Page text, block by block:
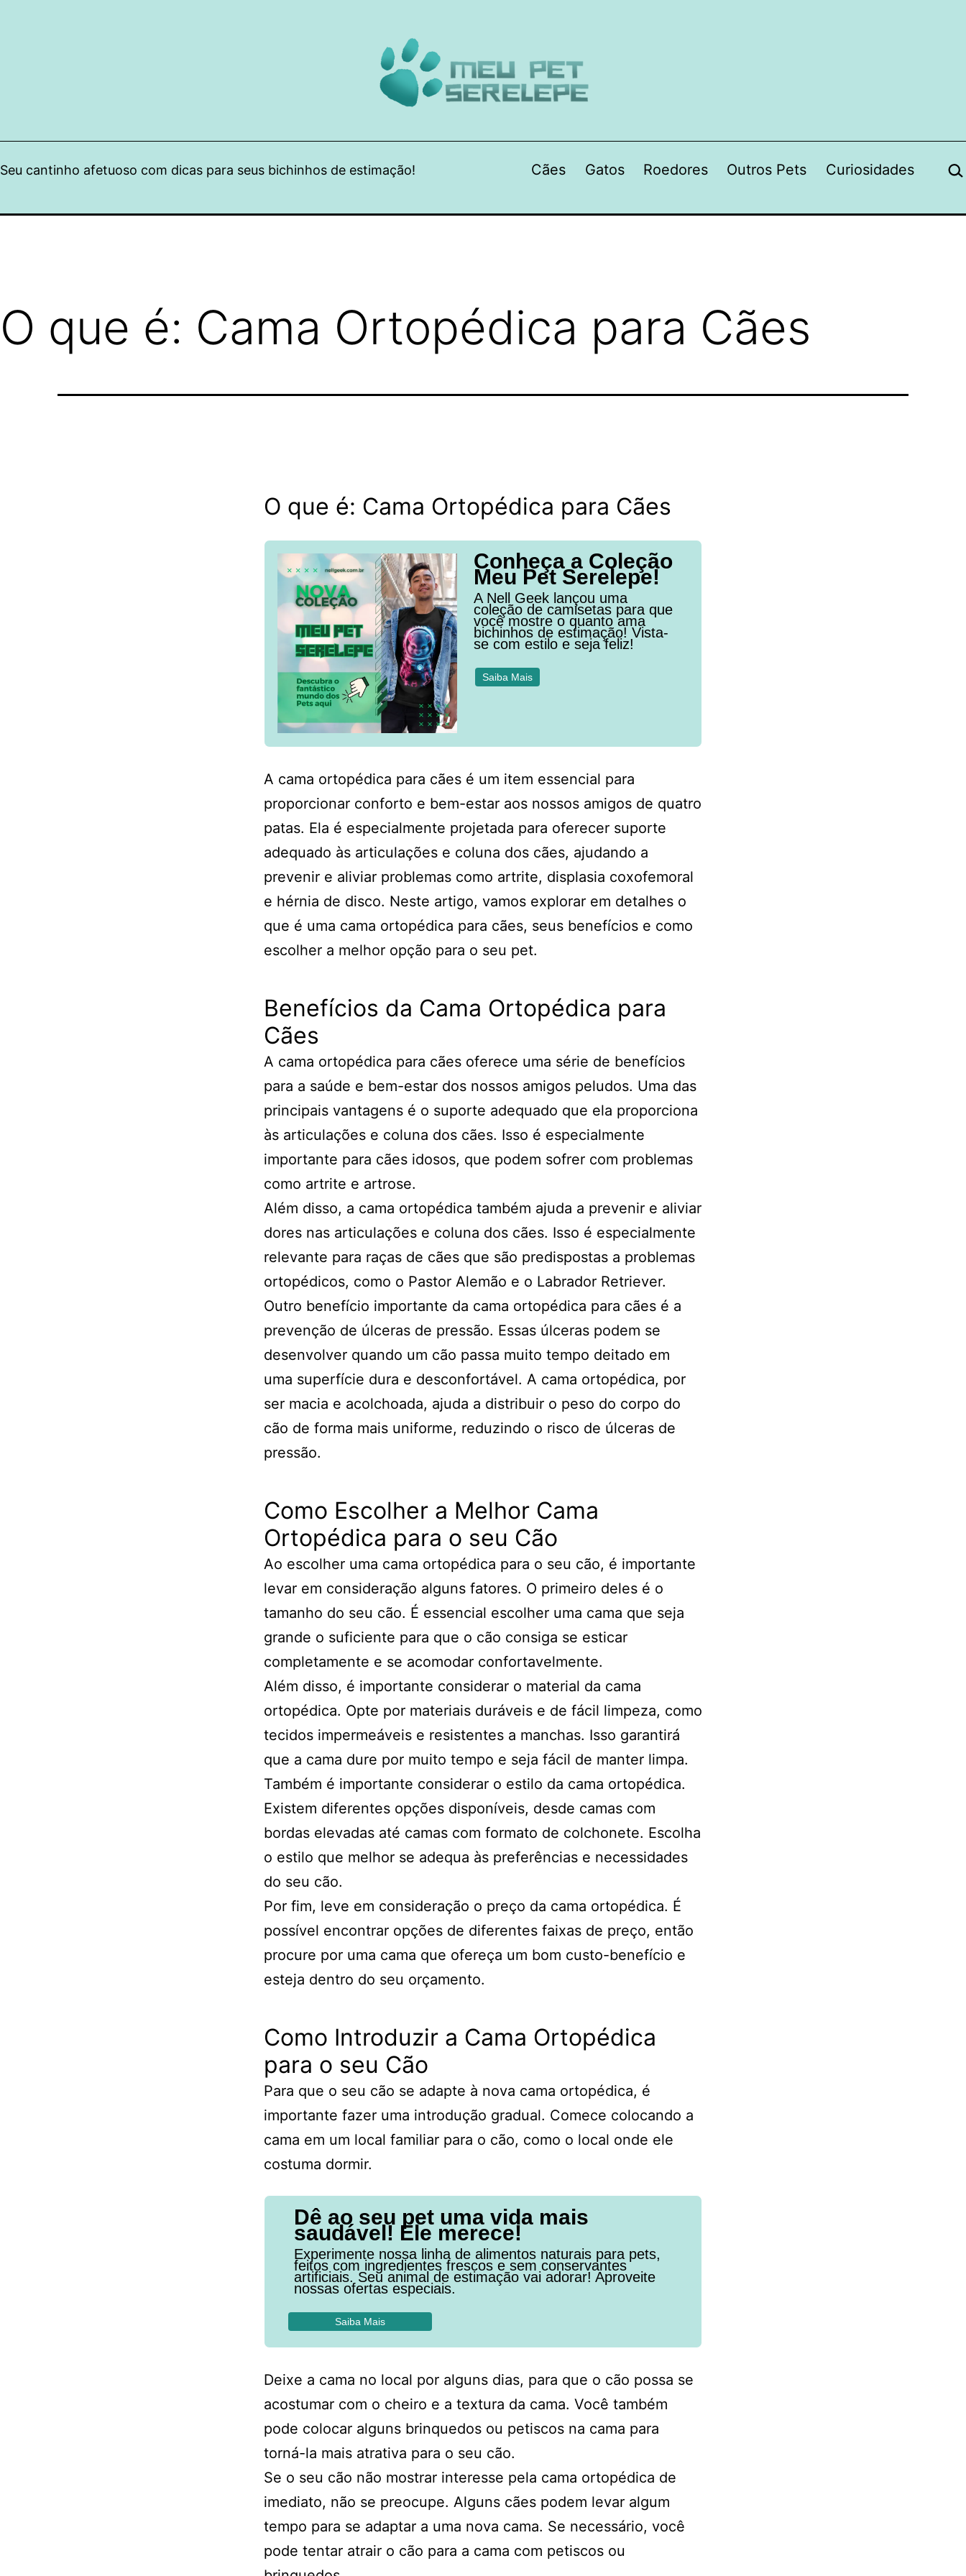
Seu cantinho afetuoso com dicas para seus bichinhos de estimação! Cães Gatos Roedores Outros Pets Curiosidades
O que é: Cama Ortopédica para Cães
O que é: Cama Ortopédica para Cães
Conheça a Coleção
Meu Pet Serelepe!
A Nell Geek lançou uma
coleção de camisetas para que
você mostre o quanto ama
bichinhos de estimação! Vista-
se com estilo e seja feliz!
Saiba Mais
A cama ortopédica para cães é um item essencial para
proporcionar conforto e bem-estar aos nossos amigos de quatro
patas. Ela é especialmente projetada para oferecer suporte
adequado às articulações e coluna dos cães, ajudando a
prevenir e aliviar problemas como artrite, displasia coxofemoral
e hérnia de disco. Neste artigo, vamos explorar em detalhes o
que é uma cama ortopédica para cães, seus benefícios e como
escolher a melhor opção para o seu pet.
Benefícios da Cama Ortopédica para
Cães
A cama ortopédica para cães oferece uma série de benefícios
para a saúde e bem-estar dos nossos amigos peludos. Uma das
principais vantagens é o suporte adequado que ela proporciona
às articulações e coluna dos cães. Isso é especialmente
importante para cães idosos, que podem sofrer com problemas
como artrite e artrose.
Além disso, a cama ortopédica também ajuda a prevenir e aliviar
dores nas articulações e coluna dos cães. Isso é especialmente
relevante para raças de cães que são predispostas a problemas
ortopédicos, como o Pastor Alemão e o Labrador Retriever.
Outro benefício importante da cama ortopédica para cães é a
prevenção de úlceras de pressão. Essas úlceras podem se
desenvolver quando um cão passa muito tempo deitado em
uma superfície dura e desconfortável. A cama ortopédica, por
ser macia e acolchoada, ajuda a distribuir o peso do corpo do
cão de forma mais uniforme, reduzindo o risco de úlceras de
pressão.
Como Escolher a Melhor Cama
Ortopédica para o seu Cão
Ao escolher uma cama ortopédica para o seu cão, é importante
levar em consideração alguns fatores. O primeiro deles é o
tamanho do seu cão. É essencial escolher uma cama que seja
grande o suficiente para que o cão consiga se esticar
completamente e se acomodar confortavelmente.
Além disso, é importante considerar o material da cama
ortopédica. Opte por materiais duráveis e de fácil limpeza, como
tecidos impermeáveis e resistentes a manchas. Isso garantirá
que a cama dure por muito tempo e seja fácil de manter limpa.
Também é importante considerar o estilo da cama ortopédica.
Existem diferentes opções disponíveis, desde camas com
bordas elevadas até camas com formato de colchonete. Escolha
o estilo que melhor se adequa às preferências e necessidades
do seu cão.
Por fim, leve em consideração o preço da cama ortopédica. É
possível encontrar opções de diferentes faixas de preço, então
procure por uma cama que ofereça um bom custo-benefício e
esteja dentro do seu orçamento.
Como Introduzir a Cama Ortopédica
para o seu Cão
Para que o seu cão se adapte à nova cama ortopédica, é
importante fazer uma introdução gradual. Comece colocando a
cama em um local familiar para o cão, como o local onde ele
costuma dormir.
Dê ao seu pet uma vida mais
saudável! Ele merece!
Experimente nossa linha de alimentos naturais para pets,
feitos com ingredientes frescos e sem conservantes
artificiais. Seu animal de estimação vai adorar! Aproveite
nossas ofertas especiais.
Saiba Mais
Deixe a cama no local por alguns dias, para que o cão possa se
acostumar com o cheiro e a textura da cama. Você também
pode colocar alguns brinquedos ou petiscos na cama para
torná-la mais atrativa para o seu cão.
Se o seu cão não mostrar interesse pela cama ortopédica de
imediato, não se preocupe. Alguns cães podem levar algum
tempo para se adaptar a uma nova cama. Se necessário, você
pode tentar atrair o cão para a cama com petiscos ou